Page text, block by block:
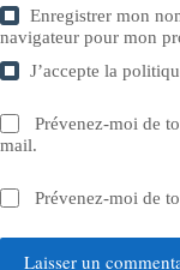
Enregistrer mon
navigateur pour mon
J’accepte la
Prévenez-moi de
mail.
Prévenez-moi de
Laisser un